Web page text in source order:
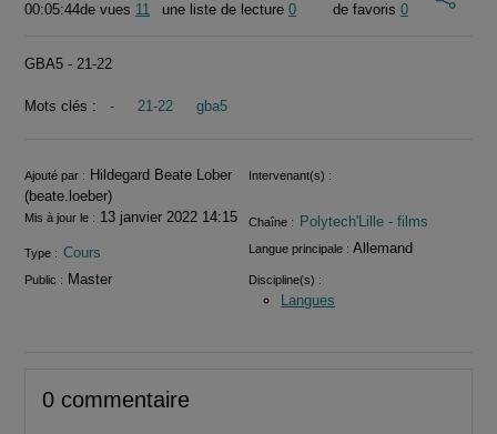
00:05:44de vues 11
une liste de lecture0
de favoris 0
GBA5 - 21-22
Mots clés : - 21-22 gba5
Informations
Ajouté par : Hildegard Beate Lober
(beate.loeber)
Intervenant(s) :
Mis à jour le : 13 janvier 2022 14:15 Chaîne : Polytech'Lille - films
Type : Cours Langue principale : Allemand
Public : Master Discipline(s) :
Langues
0 commentaire